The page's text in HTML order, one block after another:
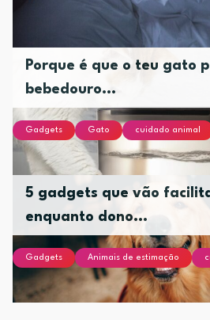
Porque é que o teu gato
bebedouro...
Gadgets Gato cuidado animal
5 gadgets que vão
enquanto dono...
Gadgets Animais de estimação